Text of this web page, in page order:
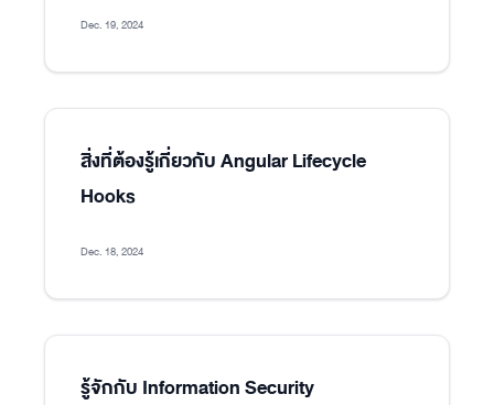
Dec. 19, 2024
สิ่งที่ต้องรู้เกี่ยวกับ Angular Lifecycle
Hooks
Dec. 18, 2024
รู้จักกับ Information Security